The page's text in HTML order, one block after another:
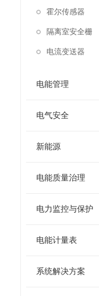
霍尔传感器
隔离室安全栅
电流变送器
电能管理
电气安全
新能源
电能质量治理
电力监控与保护
电能计量表
系统解决方案